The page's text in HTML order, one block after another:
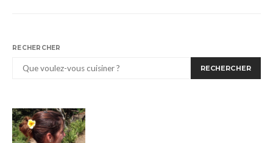
RECHERCHER
RECHERCHER